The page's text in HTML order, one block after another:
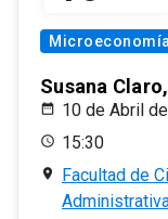
Susana
10 de Abril
15:30
Facultad de